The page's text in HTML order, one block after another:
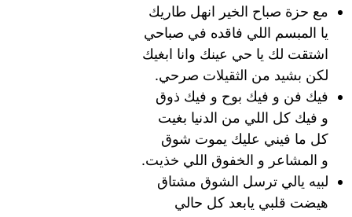
مع حزة صباح الخير انهل طاريك
يا المبسم اللي فاقده في صباحي
اشتقت لك يا حي عينك وانا ابغيك
لكن بشيد من الثقيلات صرحي.
فيك فن و فيك بوح و فيك ذوق
و فيك كل اللي من الدنيا بغيت
كل ما فيني عليك يموت شوق
و المشاعر و الخفوق اللي خذيت.
لبيه يالي ترسل الشوق مشتاق
هيضت قلبي يابعد كل حالي